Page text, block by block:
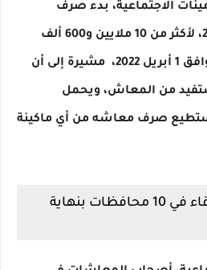
الاجتماعية، بدء صرف
معاشات شهر أبريل 2022، لأكثر من 10 ملايين و600 ألف
مواطن، يوم الجمعة الموافق 1 أبريل 2022، مشيرة إلى أن
من المعاش، ويحمل
صرف معاشه من أي ماكينة
انتهاء البطاقات الزرقاء في 10 محافظات بنهاية